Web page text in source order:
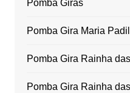
Pomba Giras
Pomba Gira Maria
Pomba Gira Rainha
Pomba Gira Rainha